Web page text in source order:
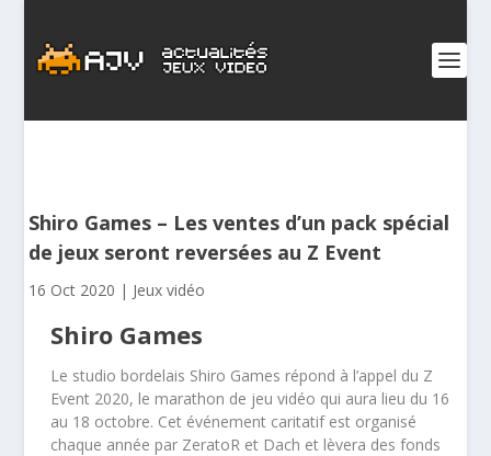
Shiro Games – Les ventes d’un pack spécial
de jeux seront reversées au Z Event
16 Oct 2020 | Jeux vidéo
Shiro Games
Le studio bordelais Shiro Games répond à l’appel du Z
Event 2020, le marathon de jeu vidéo qui aura lieu du 16
au 18 octobre. Cet événement caritatif est organisé
chaque année par ZeratoR et Dach et lèvera des fonds